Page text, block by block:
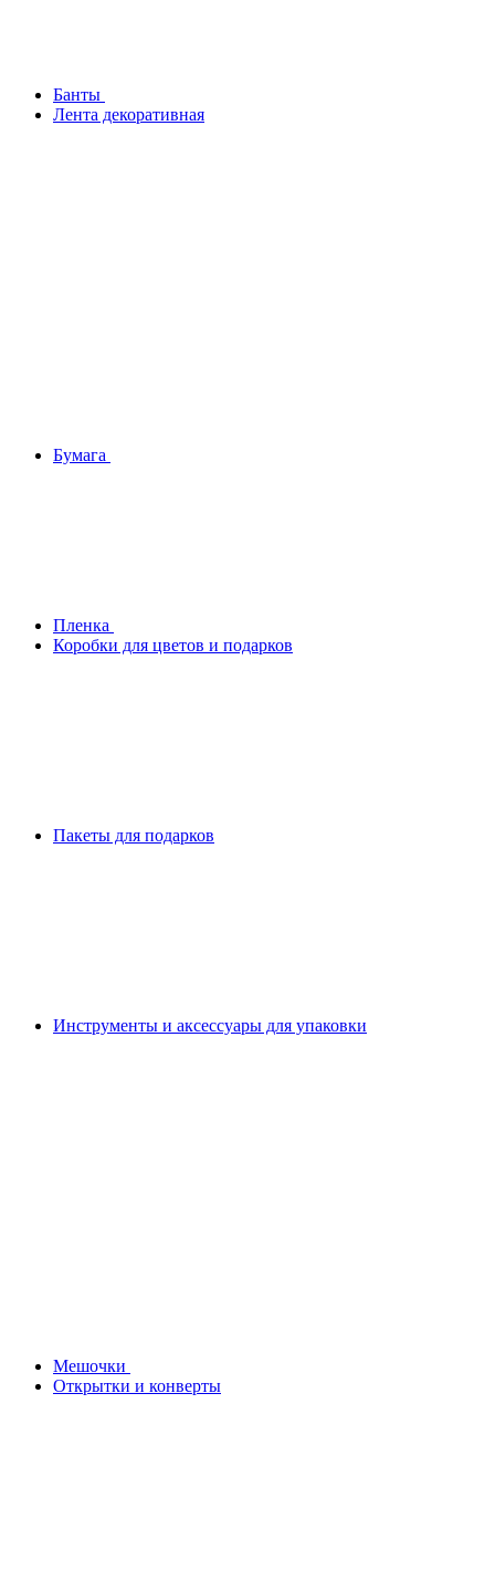
Банты
Лента декоративная
Бумага
Плeнка
Коробки для цветов и подарков
Пакеты для подарков
Инструменты и аксессуары для упаковки
Мешочки
Открытки и конверты